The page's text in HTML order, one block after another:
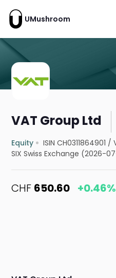
UMushroom
VAT Group Ltd
Equity ISIN CH0311864901 /
SIX Swiss Exchange (2026-
CHF 650.60 +0.46%